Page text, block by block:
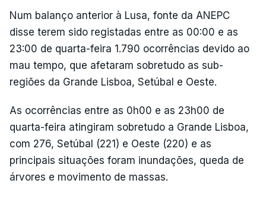
Num balanço anterior à Lusa, fonte da ANEPC
disse terem sido registadas entre as 00:00 e as
23:00 de quarta-feira 1.790 ocorrências devido ao
mau tempo, que afetaram sobretudo as sub-
regiões da Grande Lisboa, Setúbal e Oeste.
As ocorrências entre as 0h00 e as 23h00 de
quarta-feira atingiram sobretudo a Grande Lisboa,
com 276, Setúbal (221) e Oeste (220) e as
principais situações foram inundações, queda de
árvores e movimento de massas.